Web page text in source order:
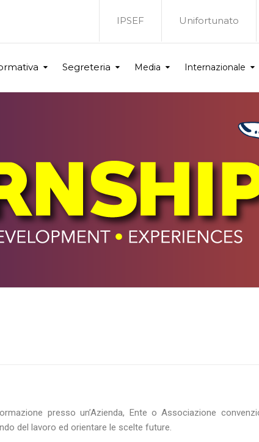
IPSEF Unifortunato
Segreteria Media Internazionale
presso un’Azienda, Ente o Associazione
del lavoro ed orientare le scelte future.